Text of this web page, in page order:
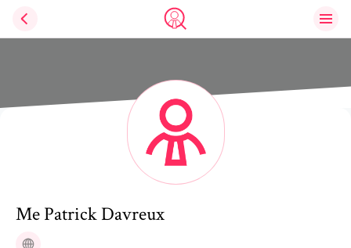
Trouve un avocat
MePatrickDavreux
Site web